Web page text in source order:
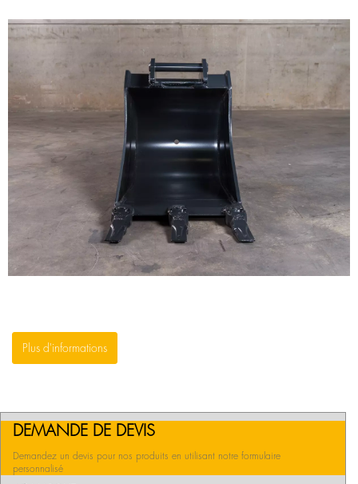
Plus d'informations
DEMANDE DE DEVIS
Demandez un devis pour nos produits en utilisant notre formulaire
personnalisé